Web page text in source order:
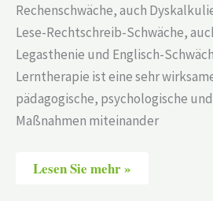
Rechenschwäche, auch
Lese-Rechtschreib-Schwäche,
Legasthenie und Englisch-
Lerntherapie ist eine sehr
pädagogische, psychologische
Maßnahmen miteinander
Lesen Sie mehr »